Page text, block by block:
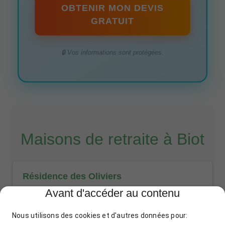
OBTENIR MON DEVIS
GRATUIT
🔒 Vos informations sont protégées.
Maisons de retraite à Biot
Résidence des Oliviers
45 Avenue des Cerisiers, 06410 Biot
Avant d'accéder au contenu
Nous utilisons des cookies et d'autres données pour: